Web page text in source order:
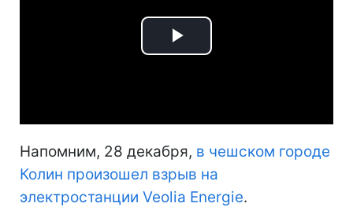
Play
Напомним, 28 декабря, в чешском городе
Колин произошел взрыв на
электростанции Veolia Energie.